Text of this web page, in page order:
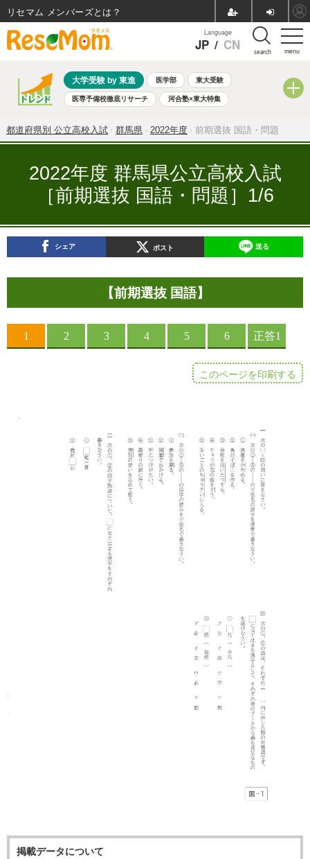
menu
Language
JP / CN search
大学受験 by 東進 医学部 東大受験
医専予備校徹底リサーチ 河合塾×東大特集
共通テスト 夏休み 8月開催学校説明会・相談会
自由研究教材（小学生向け） 自由研究教材（中学生向け）
ランキング
都道府県別 公立高校入試 群馬県 2022年度 前期選抜 国語・問題
2022年度 群馬県公立高校入試
［前期選抜 国語・問題］1/6
シェア ポスト 送る
【前期選抜 国語】
このページを印刷する
掲載データについて
リセマム メンバーズ